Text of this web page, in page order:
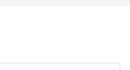
5 Sternen